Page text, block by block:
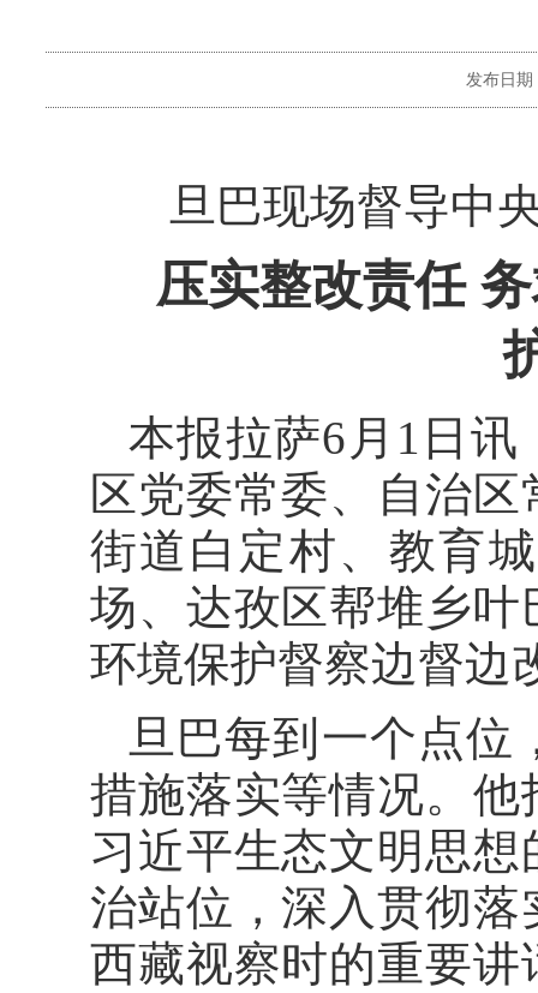
发布日期
旦巴现场督导中
压实整改责任
本报拉萨6月1日
区党委常委、自治
街道白定村、教育
场、达孜区帮堆乡
环境保护督察边督边
旦巴每到一个点位
措施落实等情况。
习近平生态文明思
治站位，深入贯彻
西藏视察时的重要